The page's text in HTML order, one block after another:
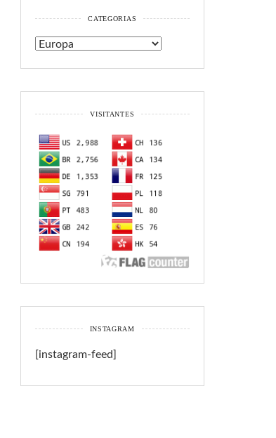
CATEGORIAS
Categorias
VISITANTES
INSTAGRAM
[instagram-feed]